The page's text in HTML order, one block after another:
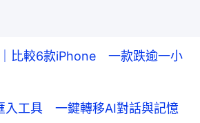
比較6款iPhone 一款跌逾一小
入工具 一鍵轉移AI對話與記憶